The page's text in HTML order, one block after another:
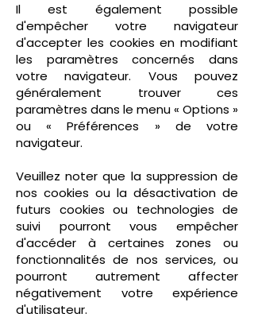
Il est également possible
d'empêcher votre navigateur
d'accepter les cookies en modifiant
les paramètres concernés dans
votre navigateur. Vous pouvez
généralement trouver ces
paramètres dans le menu « Options »
ou « Préférences » de votre
navigateur.
Veuillez noter que la suppression de
nos cookies ou la désactivation de
futurs cookies ou technologies de
suivi pourront vous empêcher
d'accéder à certaines zones ou
fonctionnalités de nos services, ou
pourront autrement affecter
négativement votre expérience
d'utilisateur.